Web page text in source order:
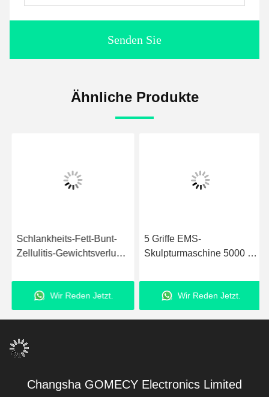
Senden Sie
Ähnliche Produkte
Schlankheits-Fett-Bunt-
Zellulitis-Gewichtsverlust-
EMS Muskelstimulator
Wir Reden Jetzt.
5 Griffe EMS-
Skulpturmaschine 5000 W
RF-Maschine mit 13 Tesla
Wir Reden Jetzt.
Changsha GOMECY Electronics Limited